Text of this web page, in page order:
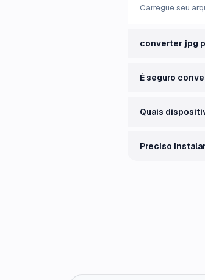
Carregue seu
converter jpg
É seguro
Quais
Preciso